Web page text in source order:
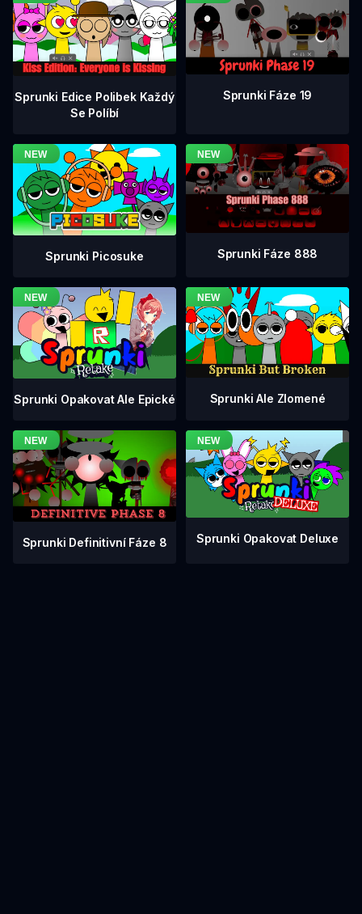
Sprunki Edice Polibek Každý
Se Políbí
Sprunki Fáze 19
Sprunki Picosuke Sprunki Fáze 888
Sprunki Opakovat Ale Epické Sprunki Ale Zlomené
Sprunki Definitivní Fáze 8 Sprunki Opakovat Deluxe